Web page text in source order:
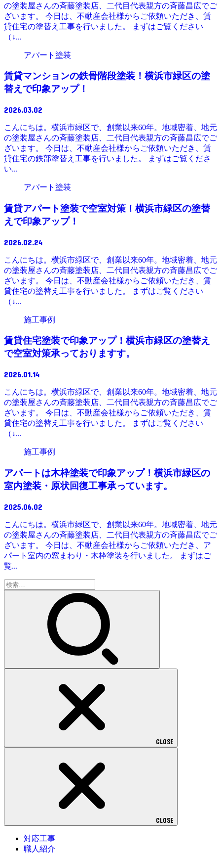
の塗装屋さんの斉藤塗装店、二代目代表親方の斉藤昌広でご
ざいます。 今日は、不動産会社様からご依頼いただき、賃
貸住宅の塗替え工事を行いました。 まずはご覧ください
（↓...
アパート塗装
賃貸マンションの鉄骨階段塗装！横浜市緑区の塗
替えで印象アップ！
2026.03.02
こんにちは。横浜市緑区で、創業以来60年。地域密着、地元
の塗装屋さんの斉藤塗装店、二代目代表親方の斉藤昌広でご
ざいます。 今日は、不動産会社様からご依頼いただき、賃
貸住宅の鉄部塗替え工事を行いました。 まずはご覧くださ
い...
アパート塗装
賃貸アパート塗装で空室対策！横浜市緑区の塗替
えで印象アップ！
2026.02.24
こんにちは。横浜市緑区で、創業以来60年。地域密着、地元
の塗装屋さんの斉藤塗装店、二代目代表親方の斉藤昌広でご
ざいます。 今日は、不動産会社様からご依頼いただき、賃
貸住宅の塗替え工事を行いました。 まずはご覧ください
（↓...
施工事例
賃貸住宅塗装で印象アップ！横浜市緑区の塗替え
で空室対策承っておりますす。
2026.01.14
こんにちは。横浜市緑区で、創業以来60年。地域密着、地元
の塗装屋さんの斉藤塗装店、二代目代表親方の斉藤昌広でご
ざいます。 今日は、不動産会社様からご依頼いただき、賃
貸住宅の塗替え工事を行いました。 まずはご覧ください
（↓...
施工事例
アパートは木枠塗装で印象アップ！横浜市緑区の
室内塗装・原状回復工事承っています。
2025.06.02
こんにちは。横浜市緑区で、創業以来60年。地域密着、地元
の塗装屋さんの斉藤塗装店、二代目代表親方の斉藤昌広でご
ざいます。 今日は、不動産会社様からご依頼いただき、ア
パート室内の窓まわり・木枠塗装を行いました。 まずはご
覧...
検
索:
CLOSE
CLOSE
対応工事
職人紹介